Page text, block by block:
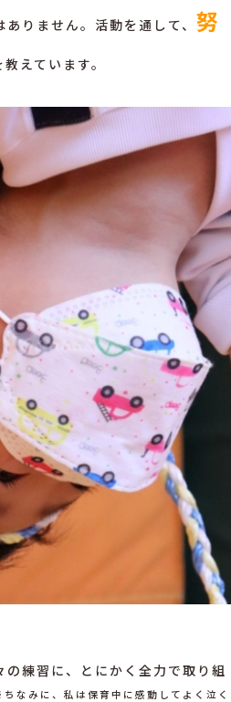
りません。活動を通して、 努
えています。
練習に、とにかく全力で取り組
なみに、私は保育中に感動してよく泣く